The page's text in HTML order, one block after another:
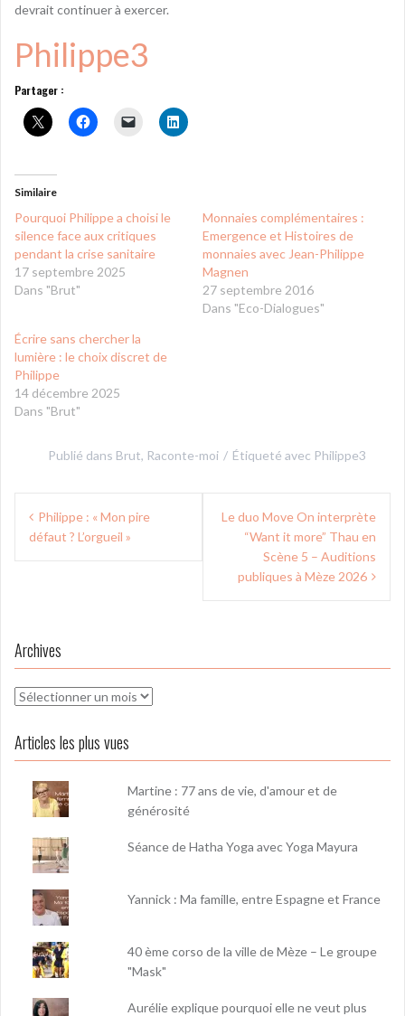
devrait continuer à exercer.
Philippe3
Partager :
Similaire
Pourquoi Philippe a choisi le
silence face aux critiques
pendant la crise sanitaire
17 septembre 2025
Dans "Brut"
Monnaies complémentaires :
Emergence et Histoires de
monnaies avec Jean-Philippe
Magnen
27 septembre 2016
Dans "Eco-Dialogues"
Écrire sans chercher la
lumière : le choix discret de
Philippe
14 décembre 2025
Dans "Brut"
Publié dans Brut, Raconte-moi Étiqueté avec Philippe3
Navigation
de Philippe : « Mon pire
défaut ? L’orgueil »
Le duo Move On interprète
“Want it more” Thau en
Scène 5 – Auditions
publiques à Mèze 2026
Archives
Archives
Articles les plus vues
Martine : 77 ans de vie, d'amour et de
générosité
Séance de Hatha Yoga avec Yoga Mayura
Yannick : Ma famille, entre Espagne et France
40 ème corso de la ville de Mèze – Le groupe
"Mask"
Aurélie explique pourquoi elle ne veut plus